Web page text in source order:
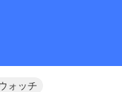
ォッチ